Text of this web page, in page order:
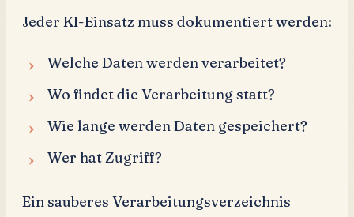
Jeder KI-Einsatz muss dokumentiert werden:
Welche Daten werden verarbeitet?
Wo findet die Verarbeitung statt?
Wie lange werden Daten gespeichert?
Wer hat Zugriff?
Ein sauberes Verarbeitungsverzeichnis